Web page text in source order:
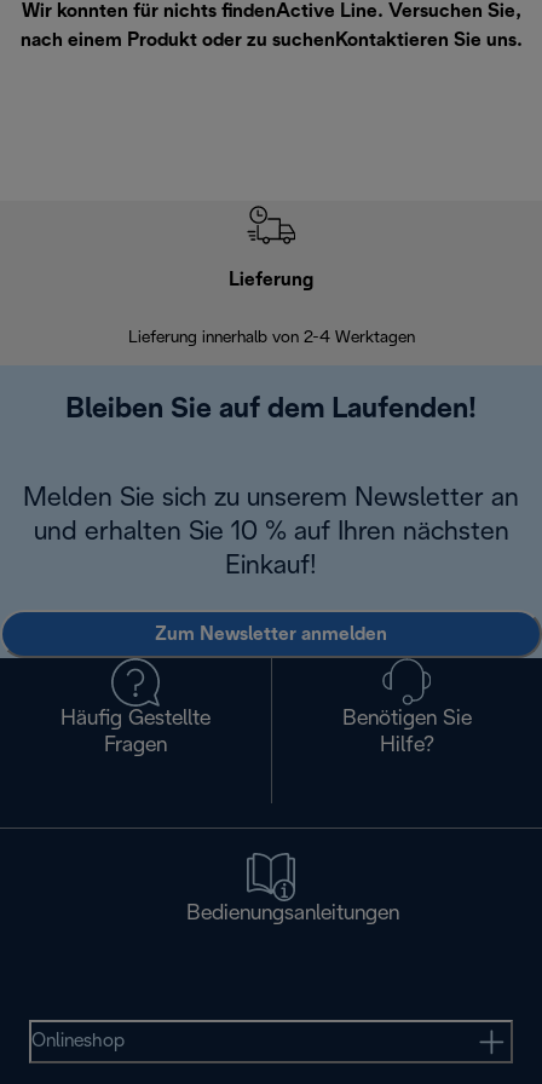
Wir konnten für nichts findenActive Line. Versuchen Sie,
nach einem Produkt oder zu suchen Kontaktieren Sie uns.
Lieferung
Lieferung innerhalb von 2-4 Werktagen
Bleiben Sie auf dem Laufenden!
Melden Sie sich zu unserem Newsletter an
und erhalten Sie 10 % auf Ihren nächsten
Einkauf!
Zum Newsletter anmelden
Häufig Gestellte
Fragen
Benötigen Sie
Hilfe?
Bedienungsanleitungen
Onlineshop